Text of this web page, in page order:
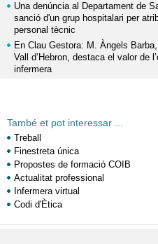
Una denúncia al Departament de
sanció d'un grup hospitalari per
personal tècnic
En Clau Gestora: M. Àngels
Vall d’Hebron, destaca el valor de
infermera
També et pot interessar ...
Treball
Finestreta única
Propostes de formació COIB
Actualitat professional
Infermera virtual
Codi d'Ètica